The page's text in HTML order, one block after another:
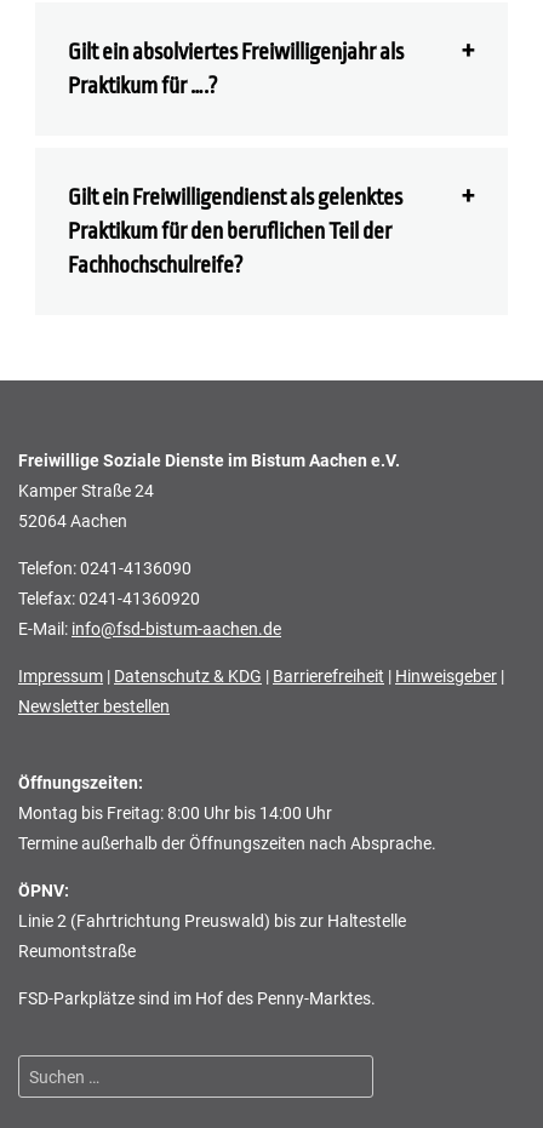
Gilt ein absolviertes Freiwilligenjahr als
Praktikum für ….?
Gilt ein Freiwilligendienst als gelenktes
Praktikum für den beruflichen Teil der
Fachhochschulreife?
Freiwillige Soziale Dienste im Bistum Aachen e.V.
Kamper Straße 24
52064 Aachen
Telefon: 0241-4136090
Telefax: 0241-41360920
E-Mail: info@fsd-bistum-aachen.de
Impressum | Datenschutz & KDG | Barrierefreiheit | Hinweisgeber |
Newsletter bestellen
Öffnungszeiten:
Montag bis Freitag: 8:00 Uhr bis 14:00 Uhr
Termine außerhalb der Öffnungszeiten nach Absprache.
ÖPNV:
Linie 2 (Fahrtrichtung Preuswald) bis zur Haltestelle
Reumontstraße
FSD-Parkplätze sind im Hof des Penny-Marktes.
Suchen
nach: